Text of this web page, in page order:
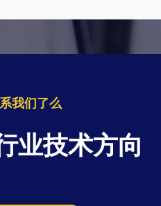
我们了么
业技术方向